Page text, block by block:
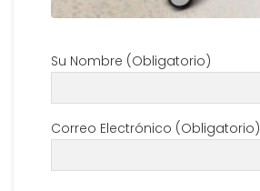
Su Nombre (Obligatorio)
Correo Electrónico (Obligatorio)